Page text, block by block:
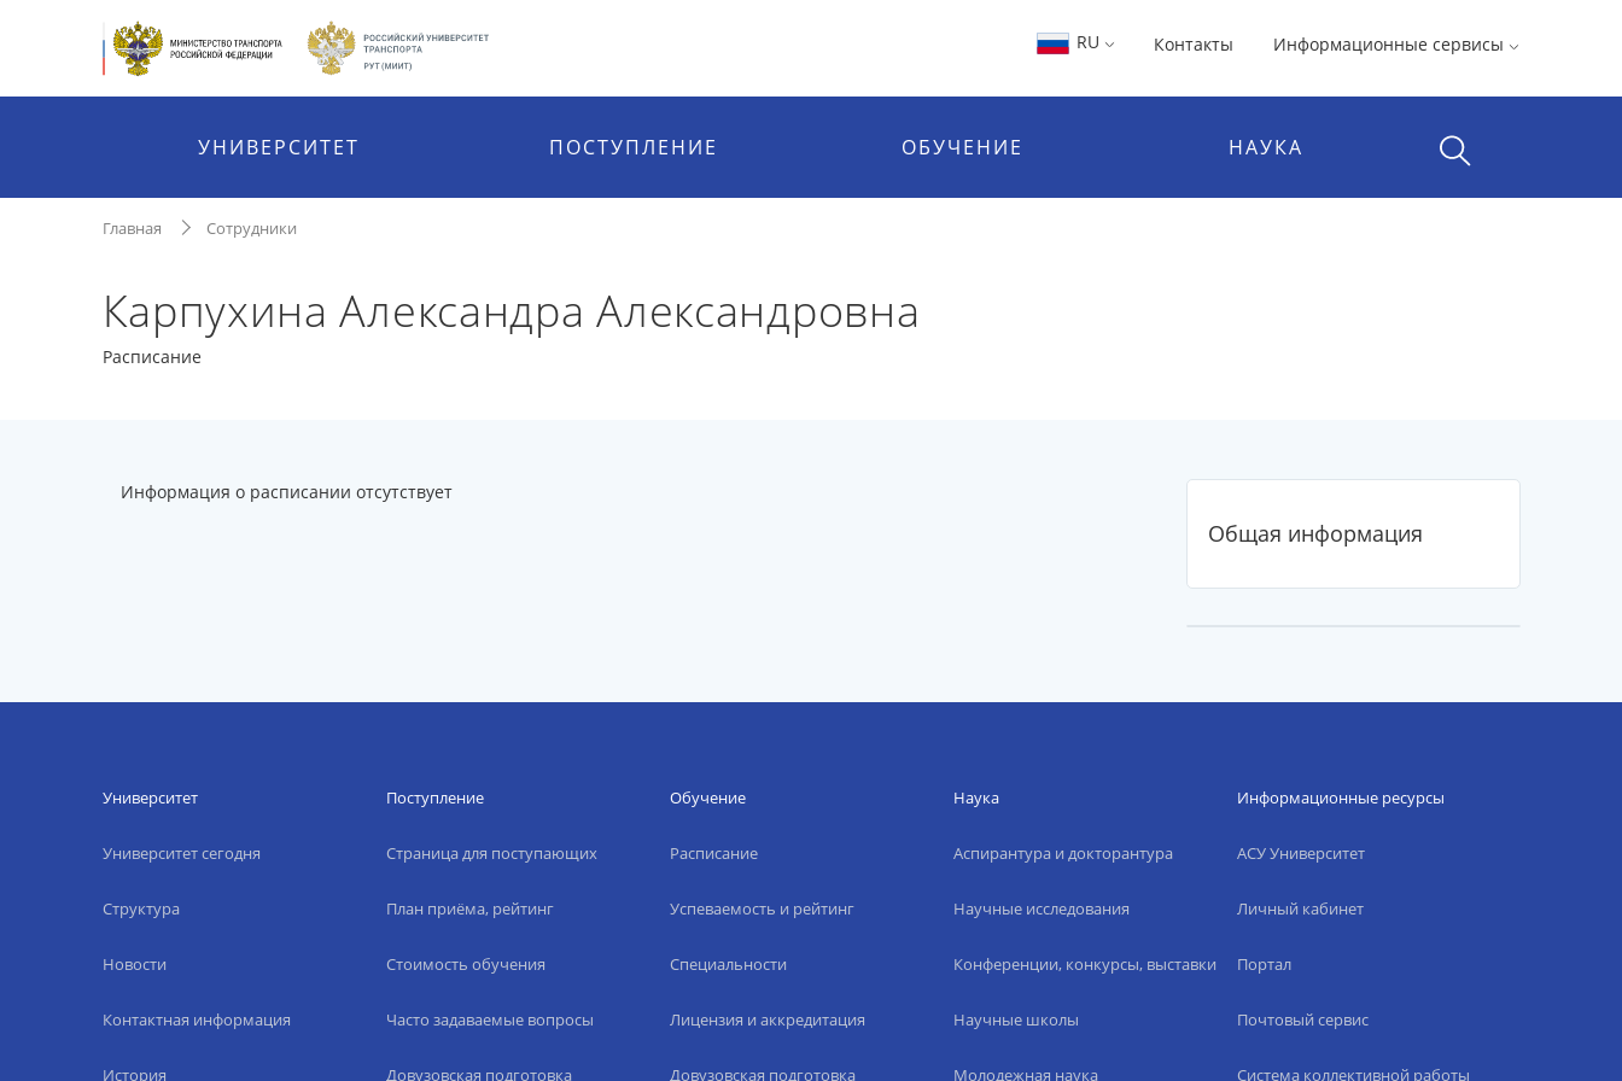
RU Контакты Информационные сервисы
УНИВЕРСИТЕТ ПОСТУПЛЕНИЕ ОБУЧЕНИЕ НАУКА
Главная Сотрудники
Карпухина Александра Александровна
Расписание
Информация о расписании отсутствует
Общая информация
Университет
Университет сегодня
Структура
Новости
Контактная информация
История
Поступление
Страница для поступающих
План приёма, рейтинг
Стоимость обучения
Часто задаваемые вопросы
Довузовская подготовка
Обучение
Расписание
Успеваемость и рейтинг
Специальности
Лицензия и аккредитация
Довузовская подготовка
Наука
Аспирантура и докторантура
Научные исследования
Конференции, конкурсы, выставки
Научные школы
Молодежная наука
Информационные ресурсы
АСУ Университет
Личный кабинет
Портал
Почтовый сервис
Система коллективной работы